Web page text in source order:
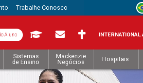
Trabalhe Conosco
Aluno INTERNATIONAL
Sistemas
de Ensino
Mackenzie
Negócios
Hospitais